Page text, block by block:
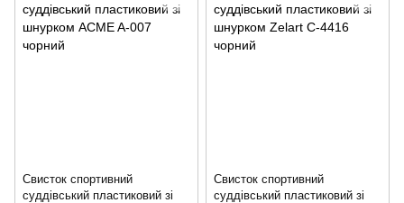
Свисток спортивний
суддівський пластиковий зі
Свисток спортивний
суддівський пластиковий зі